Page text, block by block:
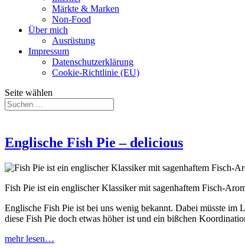
Märkte & Marken
Non-Food
Über mich
Ausrüstung
Impressum
Datenschutzerklärung
Cookie-Richtlinie (EU)
Seite wählen
Englische Fish Pie – delicious
Fish Pie ist ein englischer Klassiker mit sagenhaftem Fisch-
Englische Fish Pie ist bei uns wenig bekannt. Dabei müsste
diese Fish Pie doch etwas höher ist und ein bißchen
mehr lesen…